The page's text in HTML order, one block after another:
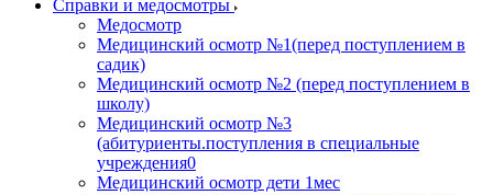
Справки и медосмотры
Медосмотр
Медицинский осмотр №1(перед поступлением в
садик)
Медицинский осмотр №2 (перед поступлением в
школу)
Медицинский осмотр №3
(абитуриенты.поступления в специальные
учреждения0
Медицинский осмотр дети 1мес